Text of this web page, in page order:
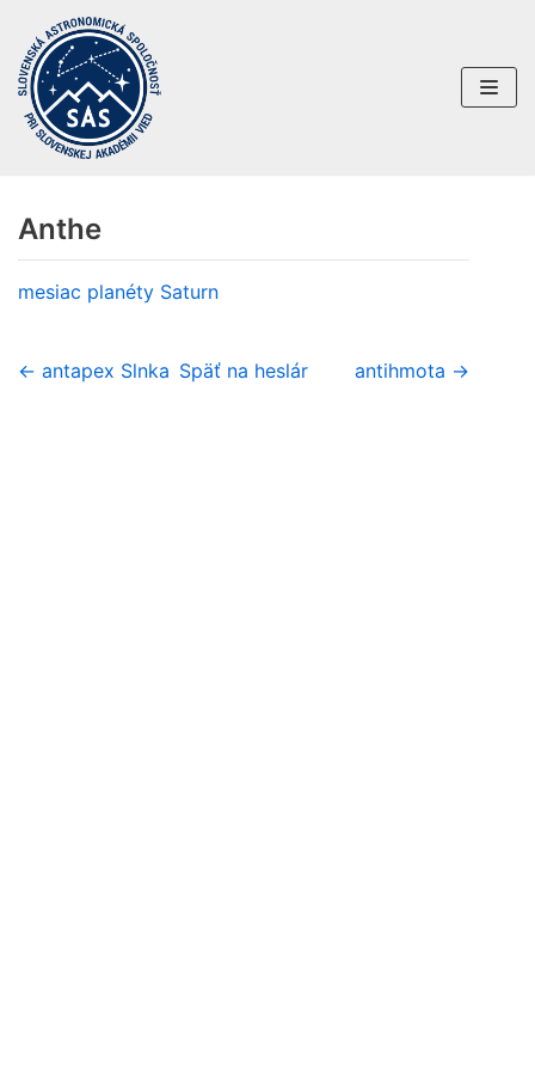
Preskočiť
na
obsah
Anthe
mesiac planéty Saturn
← antapex Slnka Späť na heslár antihmota →